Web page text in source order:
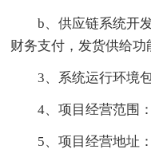
b、供应链系统开发
财务支付，发货供给功
3、系统运行环境包
4、项目经营范围：
5、项目经营地址：